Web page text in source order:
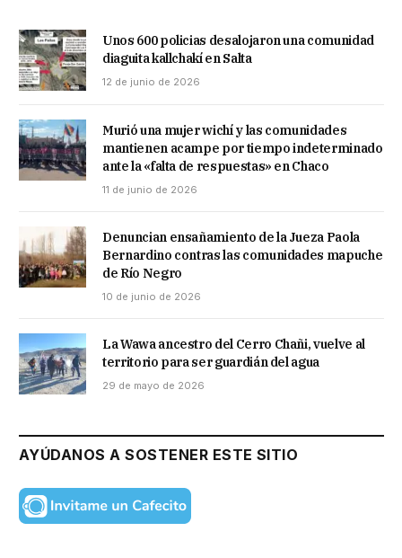
Unos 600 policias desalojaron una comunidad
diaguita kallchakí en Salta
12 de junio de 2026
Murió una mujer wichí y las comunidades
mantienen acampe por tiempo indeterminado
ante la «falta de respuestas» en Chaco
11 de junio de 2026
Denuncian ensañamiento de la Jueza Paola
Bernardino contras las comunidades mapuche
de Río Negro
10 de junio de 2026
La Wawa ancestro del Cerro Chañi, vuelve al
territorio para ser guardián del agua
29 de mayo de 2026
AYÚDANOS A SOSTENER ESTE SITIO